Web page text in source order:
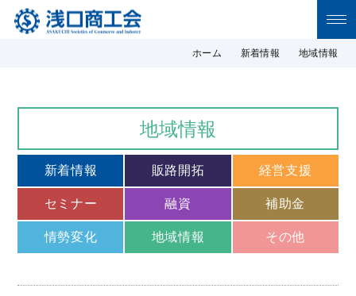
ホーム 新着情報 地域情報
地域情報
新着情報 販路開拓 経営支援
セミナー 融資 補助金
情勢変化 地域情報 その他